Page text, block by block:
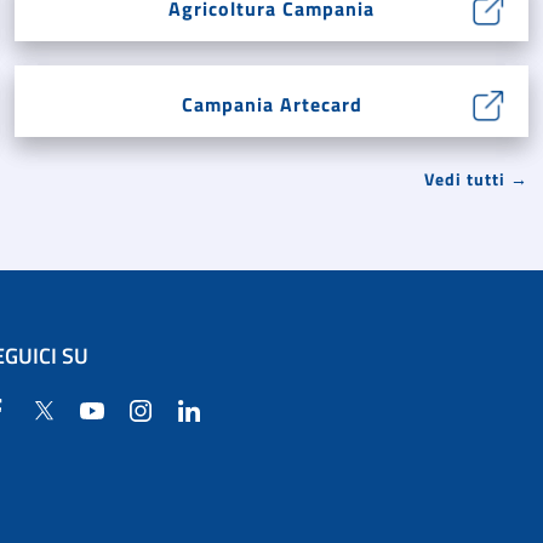
Agricoltura Campania
Campania Artecard
Vedi tutti →
SU
Facebook
Twitter YouTube Instagram